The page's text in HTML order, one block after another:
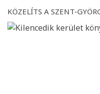
KÖZELÍTS A SZENT-